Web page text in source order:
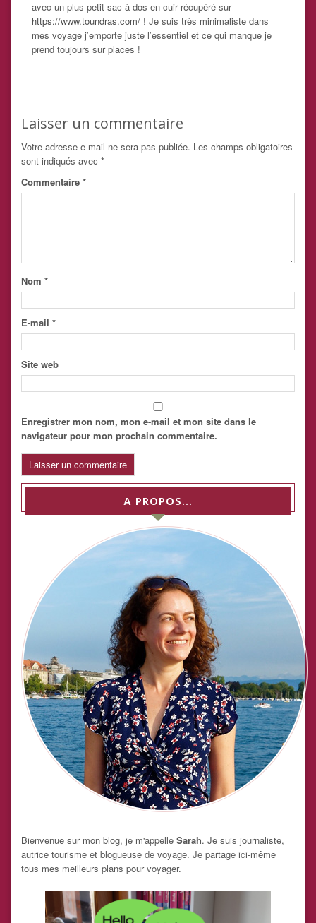
avec un plus petit sac à dos en cuir récupéré sur
https://www.toundras.com/ ! Je suis très minimaliste dans
mes voyage j’emporte juste l’essentiel et ce qui manque je
prend toujours sur places !
Laisser un commentaire
Votre adresse e-mail ne sera pas publiée. Les champs obligatoires
sont indiqués avec *
Commentaire *
Nom *
E-mail *
Site web
Enregistrer mon nom, mon e-mail et mon site dans le
navigateur pour mon prochain commentaire.
A PROPOS…
Bienvenue sur mon blog, je m'appelle Sarah. Je suis journaliste,
autrice tourisme et blogueuse de voyage. Je partage ici-même
tous mes meilleurs plans pour voyager.